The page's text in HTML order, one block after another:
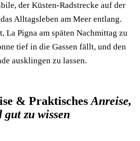
der Küsten-Radstrecke auf der
Alltagsleben am Meer entlang.
La Pigna am späten Nachmittag zu
tief in die Gassen fällt, und den
ausklingen zu lassen.
& Praktisches Anreise,
zu wissen